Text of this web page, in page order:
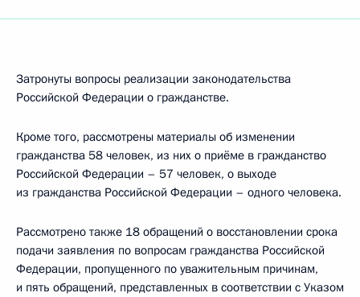
Затронуты вопросы реализации законодательства
Российской Федерации о гражданстве.
Кроме того, рассмотрены материалы об изменении
гражданства 58 человек, из них о приёме в гражданство
Российской Федерации – 57 человек, о выходе
из гражданства Российской Федерации – одного человека.
Рассмотрено также 18 обращений о восстановлении срока
подачи заявления по вопросам гражданства Российской
Федерации, пропущенного по уважительным причинам,
и пять обращений, представленных в соответствии с Указом